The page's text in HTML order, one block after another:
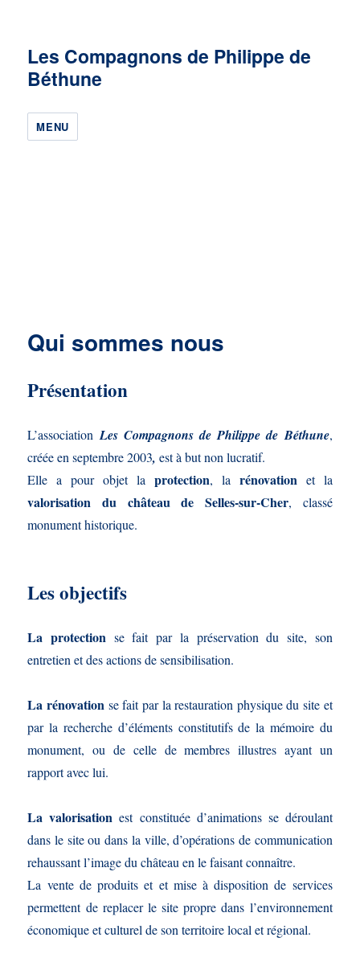
Les Compagnons de Philippe de
Béthune
MENU
Qui sommes nous
Présentation
L’associationLes Compagnons de Philippe de Béthune,
créée en septembre 2003,est à but non lucratif.
Elle a pour objet la protection, la rénovationet la
valorisation du château de Selles-sur-Cher, classé
monument historique.
Les objectifs
La protection se fait par la préservation du site, son
entretien et des actions de sensibilisation.
La rénovation se fait par la restauration physique du site et
par la recherche d’éléments constitutifs de la mémoire du
monument, ou de celle de membres illustres ayant un
rapport avec lui.
La valorisation est constituée d’animations se déroulant
dans le site ou dans la ville, d’opérations de communication
rehaussant l’image du château en le faisant connaître.
La vente de produits et et mise à disposition de services
permettent de replacer le site propre dans l’environnement
économique et culturel de son territoire local et régional.